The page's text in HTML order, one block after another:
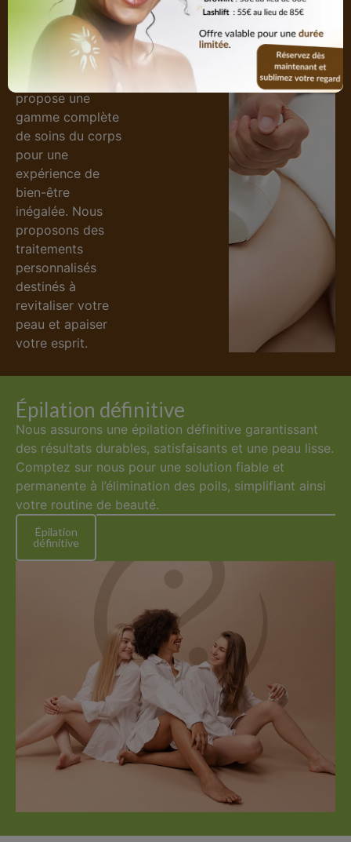
votre peau.
Soins corps
institut de
propose une
gamme complète
de soins du corps
pour une
expérience de
bien-être
inégalée. Nous
proposons des
traitements
personnalisés
destinés à
revitaliser votre
peau et apaiser
votre esprit.
Soins
corps
Épilation définitive
Nous assurons une épilation définitive garantissant
des résultats durables, satisfaisants et une peau lisse.
Comptez sur nous pour une solution fiable et
permanente à l’élimination des poils, simplifiant ainsi
votre routine de beauté.
Épilation
définitive